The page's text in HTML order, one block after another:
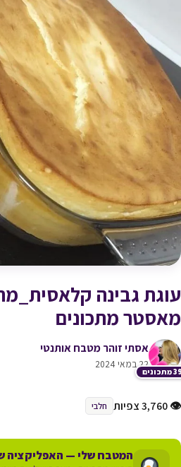
עוגת גבינה
מאסטר מתכונים
אסתי זוהר מטבח אותנטי
22 במאי 2024
👁 3,760 צפיות חלבי
המטבח שלי — האפליקציה